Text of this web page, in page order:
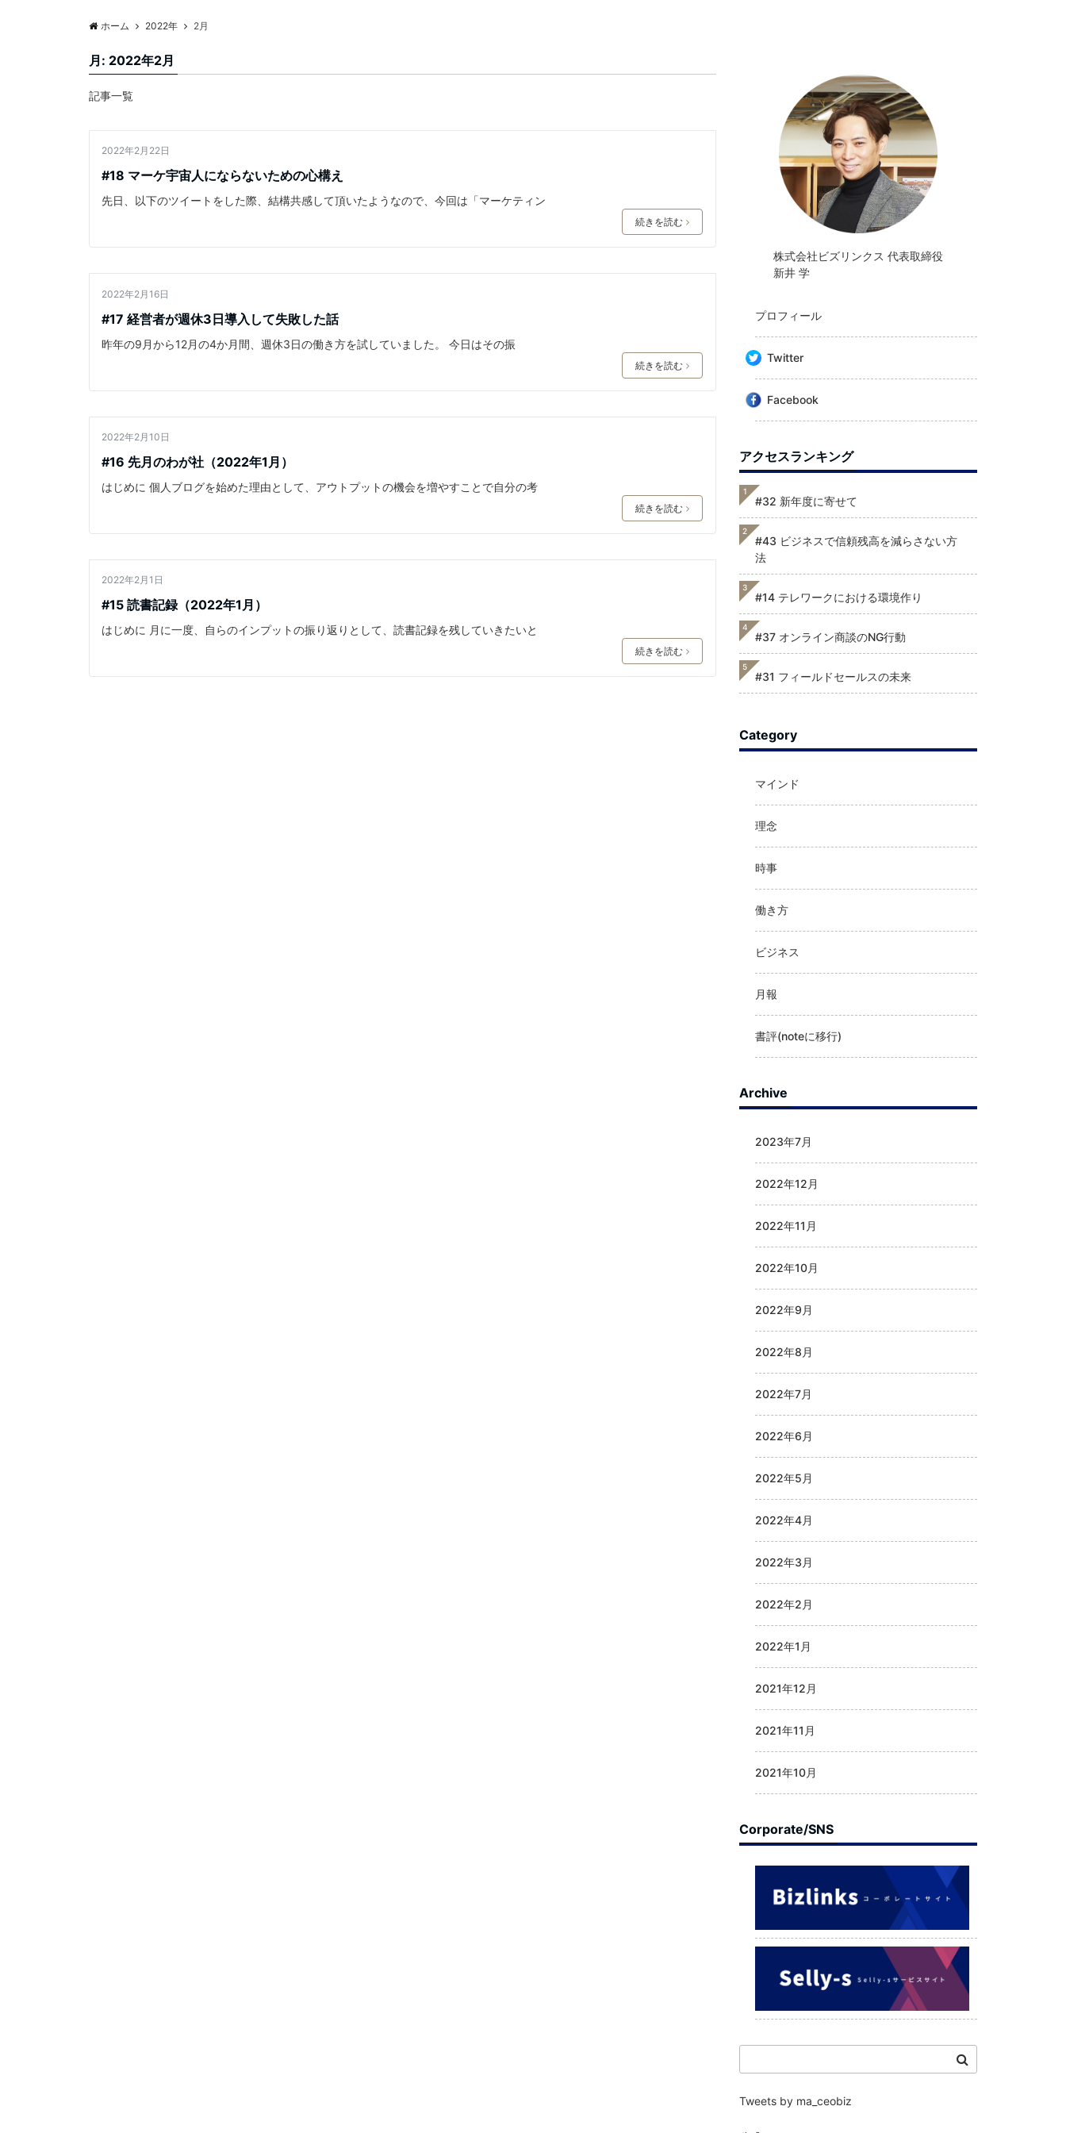
ホーム 2022年 2月
月: 2022年2月
記事一覧
ビジネス
2022年2月22日
#18 マーケ宇宙人にならないための心構え
先日、以下のツイートをした際、結構共感して頂いたようなので、今回は「マーケティン
続きを読む
働き方
2022年2月16日
#17 経営者が週休3日導入して失敗した話
昨年の9月から12月の4か月間、週休3日の働き方を試していました。 今日はその振
続きを読む
月報
2022年2月10日
#16 先月のわが社（2022年1月）
はじめに 個人ブログを始めた理由として、アウトプットの機会を増やすことで自分の考
続きを読む
書評(noteに
移行)
2022年2月1日
#15 読書記録（2022年1月）
はじめに 月に一度、自らのインプットの振り返りとして、読書記録を残していきたいと
続きを読む
株式会社ビズリンクス 代表取締役
新井 学
プロフィール
Twitter
Facebook
アクセスランキング
1
#32 新年度に寄せて
2
#43 ビジネスで信頼残高を減らさない方
法
3
#14 テレワークにおける環境作り
4
#37 オンライン商談のNG行動
5
#31 フィールドセールスの未来
Category
マインド
理念
時事
働き方
ビジネス
月報
書評(noteに移行)
Archive
2023年7月
2022年12月
2022年11月
2022年10月
2022年9月
2022年8月
2022年7月
2022年6月
2022年5月
2022年4月
2022年3月
2022年2月
2022年1月
2021年12月
2021年11月
2021年10月
Corporate/SNS
Tweets by ma_ceobiz